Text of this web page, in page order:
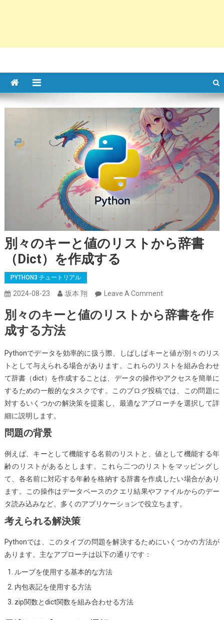
別々のキーと値のリストから辞書
（dict）を作成する
PYTHON3 チュートリアル
2024-08-23 坂本 翔 Leave A CommentOn
の
と
値
の
リ
ス
辞
書
（dict）
を
作
る
別々のキーと値のリストから辞書を作
成する方法
Pythonでデータを効率的に扱う際、しばしばキーと値が別々のリス
トとして与えられる場合があります。これらのリストを組み合わせ
て辞書（dict）を作成することは、データの操作やアクセスを簡単に
するための一般的なタスクです。このブログ投稿では、この問題に
対するいくつかの解決策を提案し、最適なアプローチを選択して詳
細に説明します。
問題の背景
例えば、キーとして機能する名前のリストと、値として機能する年
齢のリストがあるとします。これら二つのリストをマッピングし
て、各名前に対応する年齢を格納する辞書を作成したい場合があり
ます。この操作はデータベースのクエリ結果やファイルからのデー
タ読み込みなど、多くのアプリケーションで役立ちます。
考えられる解決策
Pythonでは、このタイプの問題を解決するためにいくつかの方法が
あります。主なアプローチは以下の通りです：
ループを使用する基本的な方法
内包表記を使用する方法
zip関数とdict関数を組み合わせる方法